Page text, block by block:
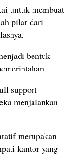
untuk membuat
pilar dari
bentuk
support
menjalankan
merupakan
kantor yang